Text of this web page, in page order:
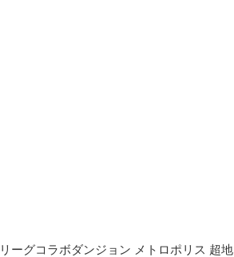
ーグコラボダンジョン メトロポリス 超地